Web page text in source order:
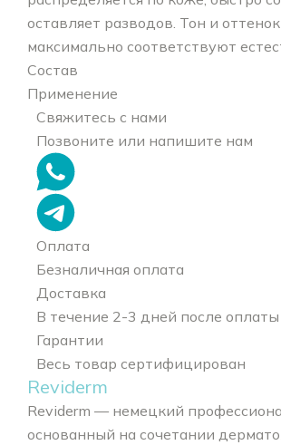
оставляет разводов. Тон и
максимально соответствуют
Состав
Применение
Свяжитесь с нами
Позвоните или напишите нам
Оплата
Безналичная оплата
Доставка
В течение 2-3 дней после оплаты
Гарантии
Весь товар сертифицирован
Reviderm
Reviderm — немецкий
основанный на сочетании